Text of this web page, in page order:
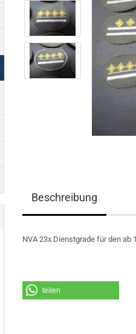
Beschreibung
NVA 23x Dienstgrade für den
teilen